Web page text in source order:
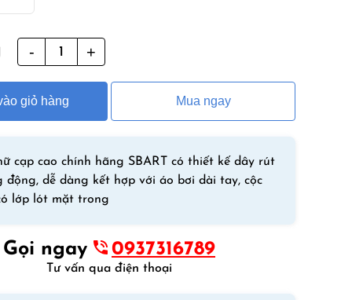
Bơi
Nữ
Cạp
Cao
Lớp
Dạng
Đùi
Tiết
Văn
giỏ hàng Mua ngay
cạp cao chính hãng SBART có thiết kế dây rút
động, dễ dàng kết hợp với áo bơi dài tay, cộc
lớp lót mặt trong
Gọi ngay 0937316789
Tư vấn qua điện thoại